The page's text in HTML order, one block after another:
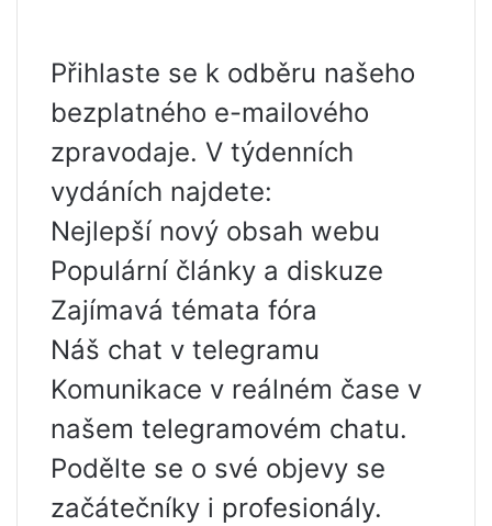
Přihlaste se k odběru našeho
bezplatného e-mailového
zpravodaje. V týdenních
vydáních najdete:
Nejlepší nový obsah webu
Populární články a diskuze
Zajímavá témata fóra
Náš chat v telegramu
Komunikace v reálném čase v
našem telegramovém chatu.
Podělte se o své objevy se
začátečníky i profesionály.